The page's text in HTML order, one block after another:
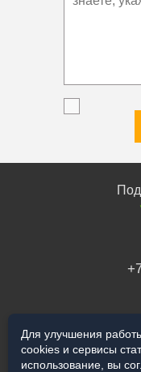
Для улучшения
cookies и сервисы
использование, вы